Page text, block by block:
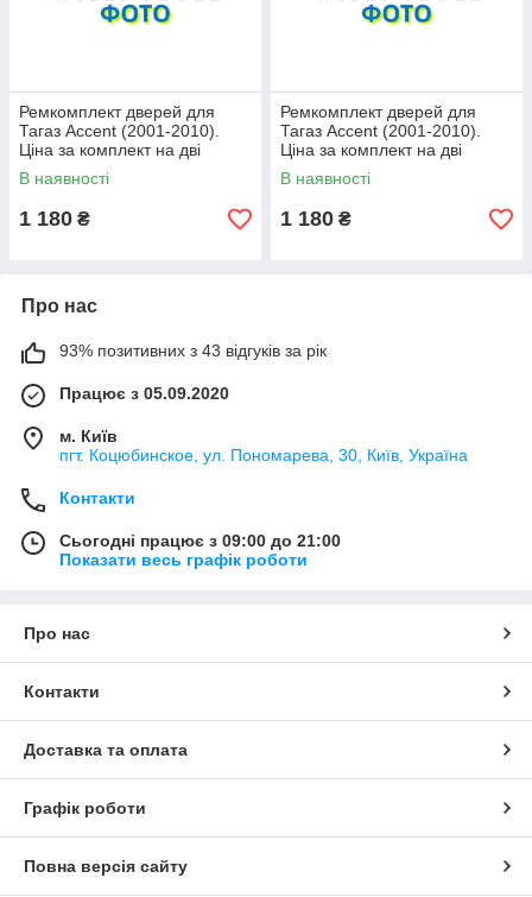
Ремкомплект дверей для
Тагаз Аccent (2001-2010).
Ціна за комплект на дві
сторони
В наявності
1 180 ₴
Ремкомплект дверей для
Тагаз Аccent (2001-2010).
Ціна за комплект на дві
сторони
В наявності
1 180 ₴
Про нас
93% позитивних з 43 відгуків за рік
Працює з 05.09.2020
м. Київ
пгт. Коцюбинское, ул. Пономарева, 30, Київ, Україна
Контакти
Сьогодні працює з 09:00 до 21:00
Показати весь графік роботи
Про нас
Контакти
Доставка та оплата
Графік роботи
Повна версія сайту